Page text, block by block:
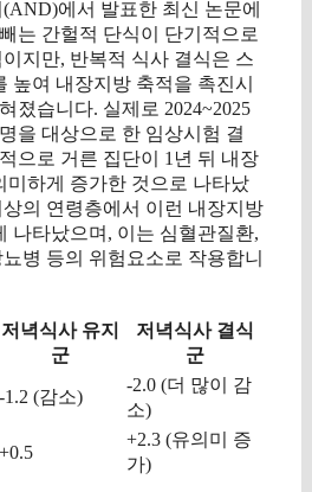
에서 발표한 최신 논문에
는 간헐적 단식이 단기적으로
지만, 반복적 식사 결식은 스
높여 내장지방 축적을 촉진시
졌습니다. 실제로 2024~2025
을 대상으로 한 임상시험 결
으로 거른 집단이 1년 뒤 내장
미하게 증가한 것으로 나타났
의 연령층에서 이런 내장지방
나타났으며, 이는 심혈관질환,
병 등의 위험요소로 작용합니
저녁식사 유지
군
저녁식사 결식
군
-1.2 (감소)
-2.0 (더 많이 감
소)
+0.5
+2.3 (유의미 증
가)